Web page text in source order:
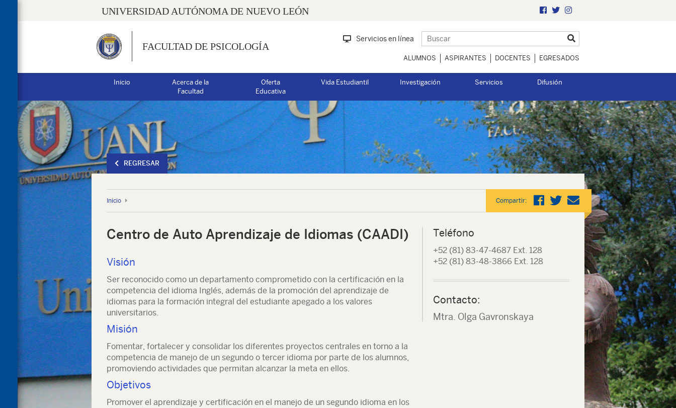
UNIVERSIDAD AUTÓNOMA DE NUEVO LEÓN
FACULTAD DE PSICOLOGÍA
Servicios en línea
ALUMNOS ASPIRANTES DOCENTES EGRESADOS
Inicio
Acerca de la
Facultad
Oferta
Educativa
Vida Estudiantil Investigación Servicios Difusión
REGRESAR
Inicio Compartir:
Centro de Auto Aprendizaje de Idiomas (CAADI)
Visión
Ser reconocido como un departamento comprometido con la certificación en la
competencia del idioma Inglés, además de la promoción del aprendizaje de
idiomas para la formación integral del estudiante apegado a los valores
universitarios.
Misión
Fomentar, fortalecer y consolidar los diferentes proyectos centrales en torno a la
competencia de manejo de un segundo o tercer idioma por parte de los alumnos,
promoviendo actividades que permitan alcanzar la meta en ellos.
Objetivos
Promover el aprendizaje y certificación en el manejo de un segundo idioma en los
Teléfono
+52 (81) 83-47-4687 Ext. 128
+52 (81) 83-48-3866 Ext. 128
Contacto:
Mtra. Olga Gavronskaya